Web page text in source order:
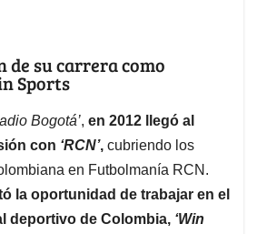
de su carrera como
Sports
Bogotá’, en 2012 llegó al
con ‘RCN’, cubriendo los
en Futbolmanía RCN.
la oportunidad de trabajar en el
deportivo de Colombia, ‘Win